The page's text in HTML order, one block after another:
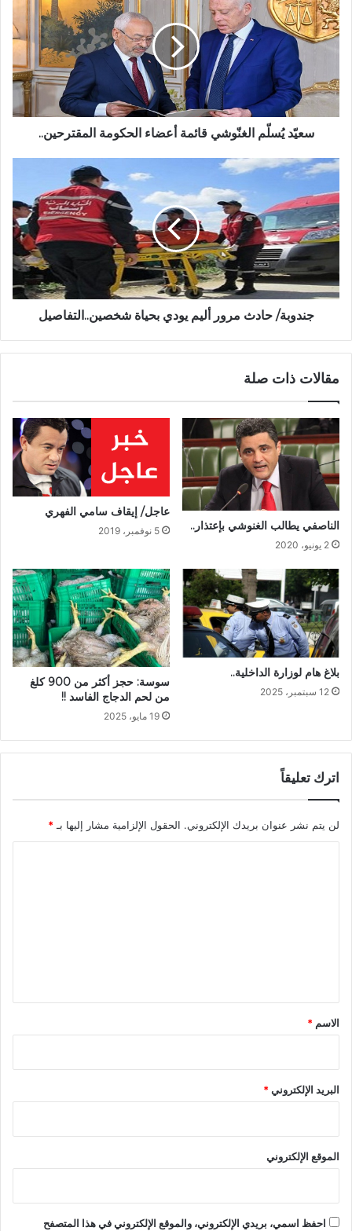
سعيّد يُسلّم الغنّوشي قائمة أعضاء الحكومة المقترحين..
جندوبة/ حادث مرور أليم يودي بحياة شخصين..التفاصيل
مقالات ذات صلة
الناصفي يطالب الغنوشي بإعتذار..
2 يونيو، 2020
عاجل/ إيقاف سامي الفهري
5 نوفمبر، 2019
بلاغ هام لوزارة الداخلية..
12 سبتمبر، 2025
سوسة: حجز أكثر من 900 كلغ
من لحم الدجاج الفاسد !!
19 مايو، 2025
اترك تعليقاً
لن يتم نشر عنوان بريدك الإلكتروني. الحقول الإلزامية مشار إليها بـ *
*
الاسم *
البريد الإلكتروني*
الموقع الإلكتروني
احفظ اسمي، بريدي الإلكتروني، والموقع الإلكتروني في هذا المتصفح